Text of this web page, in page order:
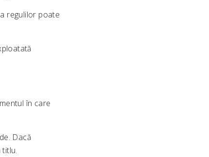
regulilor poate
în care
Dacă